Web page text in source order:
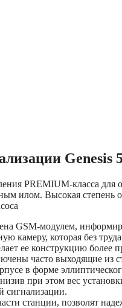
Genesis
PREMIUM-класса
илом. Высокая степень
GSM-модулем,
камеру, которая без
ее конструкцию более
часто выходящие из
в форме
при этом вес
сигнализации.
станции, позволят